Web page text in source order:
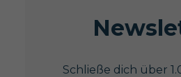
Schließe dich über